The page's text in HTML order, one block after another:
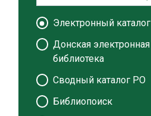
Электронный каталог
Донская электронная
библиотека
Сводный каталог РО
Библиопоиск